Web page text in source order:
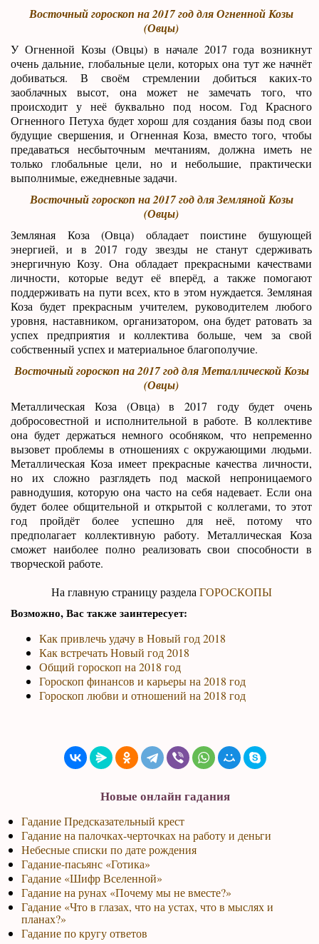
Восточный гороскоп на 2017 год для Огненной Козы
(Овцы)
У Огненной Козы (Овцы) в начале 2017 года возникнут
очень дальние, глобальные цели, которых она тут же начнёт
добиваться. В своём стремлении добиться каких-то
заоблачных высот, она может не замечать того, что
происходит у неё буквально под носом. Год Красного
Огненного Петуха будет хорош для создания базы под свои
будущие свершения, и Огненная Коза, вместо того, чтобы
предаваться несбыточным мечтаниям, должна иметь не
только глобальные цели, но и небольшие, практически
выполнимые, ежедневные задачи.
Восточный гороскоп на 2017 год для Земляной Козы
(Овцы)
Земляная Коза (Овца) обладает поистине бушующей
энергией, и в 2017 году звезды не станут сдерживать
энергичную Козу. Она обладает прекрасными качествами
личности, которые ведут её вперёд, а также помогают
поддерживать на пути всех, кто в этом нуждается. Земляная
Коза будет прекрасным учителем, руководителем любого
уровня, наставником, организатором, она будет ратовать за
успех предприятия и коллектива больше, чем за свой
собственный успех и материальное благополучие.
Восточный гороскоп на 2017 год для Металлической Козы
(Овцы)
Металлическая Коза (Овца) в 2017 году будет очень
добросовестной и исполнительной в работе. В коллективе
она будет держаться немного особняком, что непременно
вызовет проблемы в отношениях с окружающими людьми.
Металлическая Коза имеет прекрасные качества личности,
но их сложно разглядеть под маской непроницаемого
равнодушия, которую она часто на себя надевает. Если она
будет более общительной и открытой с коллегами, то этот
год пройдёт более успешно для неё, потому что
предполагает коллективную работу. Металлическая Коза
сможет наиболее полно реализовать свои способности в
творческой работе.
На главную страницу раздела ГОРОСКОПЫ
Возможно, Вас также заинтересует:
Как привлечь удачу в Новый год 2018
Как встречать Новый год 2018
Общий гороскоп на 2018 год
Гороскоп финансов и карьеры на 2018 год
Гороскоп любви и отношений на 2018 год
Новые онлайн гадания
Гадание Предсказательный крест
Гадание на палочках-черточках на работу и деньги
Небесные списки по дате рождения
Гадание-пасьянс «Готика»
Гадание «Шифр Вселенной»
Гадание на рунах «Почему мы не вместе?»
Гадание «Что в глазах, что на устах, что в мыслях и
планах?»
Гадание по кругу ответов